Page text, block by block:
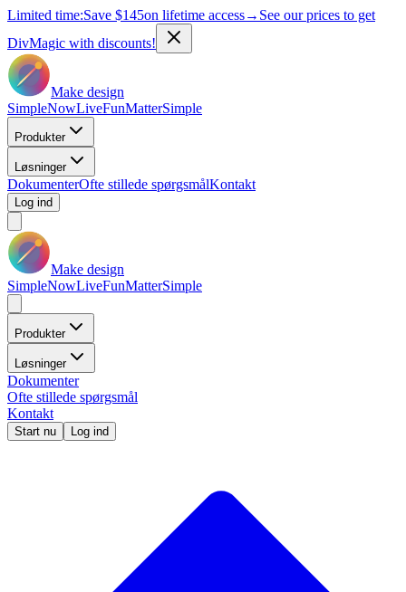
Limited time:Save $145on lifetime access→ See our prices to get
DivMagic with discounts!
Make design
SimpleNowLiveFunMatterSimple
Produkter
Løsninger
DokumenterOfte stillede spørgsmålKontakt
Log ind
Make design
SimpleNowLiveFunMatterSimple
Produkter
Løsninger
Dokumenter
Ofte stillede spørgsmål
Kontakt
Start nu Log ind